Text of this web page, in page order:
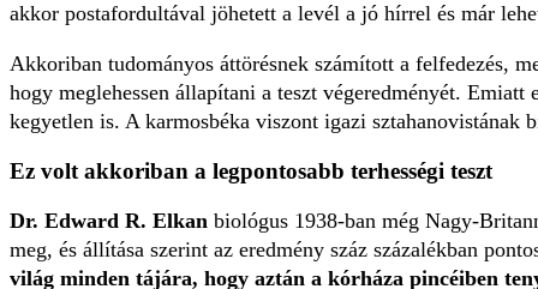
akkor postafordultával jöhetett a levél a jó hírrel és már
Akkoriban tudományos áttörésnek számított a felfedezés,
hogy meglehessen állapítani a teszt végeredményét.
kegyetlen is. A karmosbéka viszont igazi
Ez volt akkoriban a legpontosabb terhességi teszt
Dr. Edward R. Elkan biológus 1938-ban még Nagy-
meg, és állítása szerint az eredmény száz százalékban
világ minden tájára, hogy aztán a kórháza pincéiben